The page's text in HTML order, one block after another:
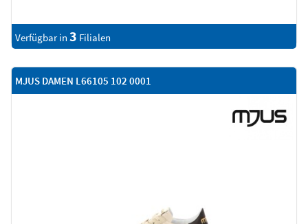
Verfügbar in 3 Filialen
MJUS DAMEN L66105 102 0001